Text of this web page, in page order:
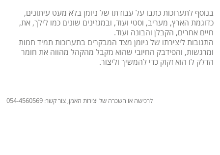
בנוסף לתערוכות כתבו על עבודתו של ניומן בלא מעט עיתונים,
כדוגמת הארץ, מעריב, וסטי ועוד, ובמגזינים שונים כמו לילך, את,
חיים אחרים, הקבלן והבונה ועוד.
התגובות ליצירתו של ניומן מצד המבקרים בתערוכות תמיד חמות
ומרגשות, והפידבק החיובי שהוא מקבל מהקהל מהווה את חומר
הדלק לו הוא זקוק כדי להמשיך וליצור.
לרכישה או השכרה של יצירות האמן, צור קשר: 054-4560569